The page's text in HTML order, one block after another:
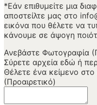
*Εάν επιθυμείτε μια
αποστείλτε μας στο
εικόνα που θέλετε να
κάνουμε σε άψογη
Ανεβάστε Φωτογραφία
Σύρετε αρχεία εδώ ή
Θέλετε ένα κείμενο
(Προαιρετικό)